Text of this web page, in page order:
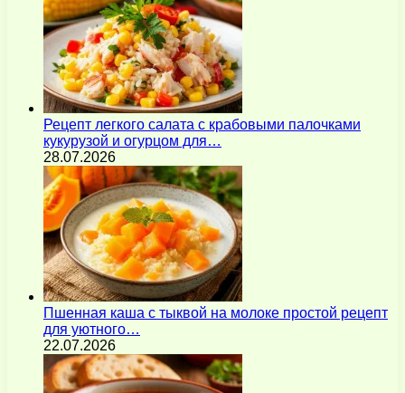
Рецепт легкого салата с крабовыми палочками
кукурузой и огурцом для…
28.07.2026
Пшенная каша с тыквой на молоке простой рецепт
для уютного…
22.07.2026